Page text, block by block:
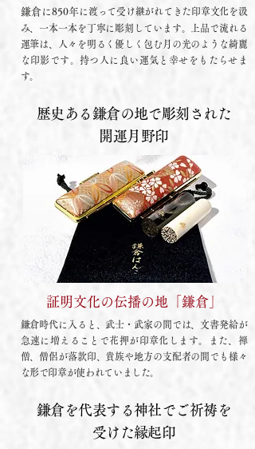
鎌倉に850年に渡って受け継がれてきた印章文化を汲
み、一本一本を丁寧に彫刻しています。上品で流れる
運筆は、人々を明るく優しく包む月の光のような綺麗
な印影です。持つ人に良い運気と幸せをもたらせま
す。
歴史ある鎌倉の地で彫刻された
開運月野印
証明文化の伝播の地「鎌倉」
鎌倉時代に入ると、武士・武家の間では、文書発給が
急速に増えることで花押が印章化します。また、禅
僧、僧侶が落款印、貴族や地方の支配者の間でも様々
な形で印章が使われていました。
鎌倉を代表する神社でご祈祷を
受けた縁起印